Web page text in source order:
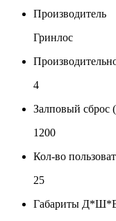
Производитель
Гринлос
4
Залповый сброс
1200
Кол-во
25
Габариты